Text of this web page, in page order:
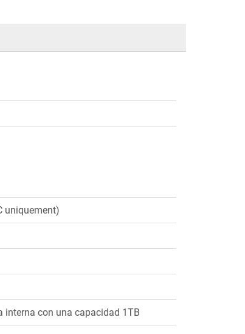
uniquement)
interna con una capacidad 1TB